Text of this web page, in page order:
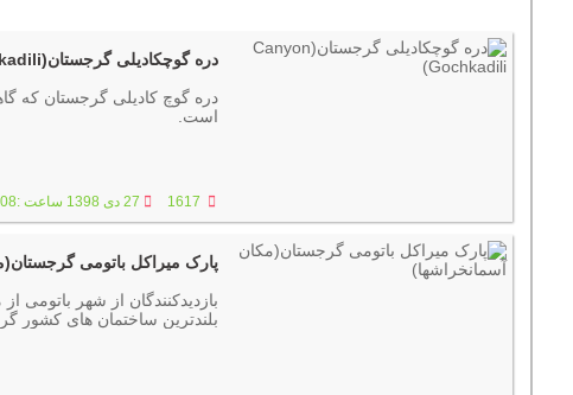
دره گوچکادیلی گرجستان(Canyon Gochkadili)
است.
1617 27 دی 1398 ساعت :12:08
پارک میراکل باتومی
بازدیدکنندگان از شهر
بلندترین ساختمان های کشور